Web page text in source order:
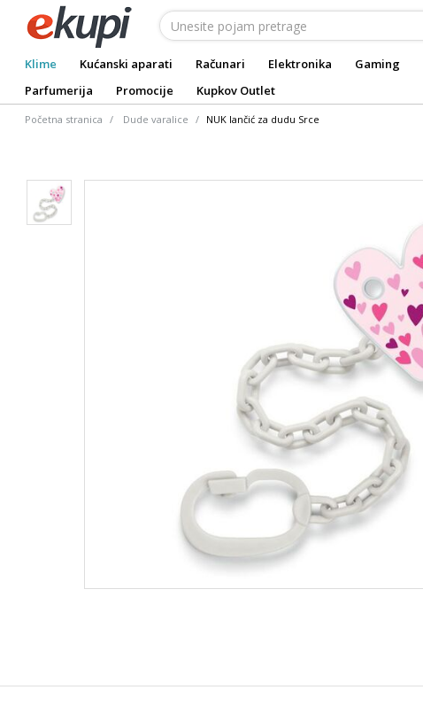
Klime Kućanski aparati Računari Elektronika Gaming
Parfumerija
Promocije Kupkov Outlet
Početna stranica Dude varalice NUK lančić za dudu Srce